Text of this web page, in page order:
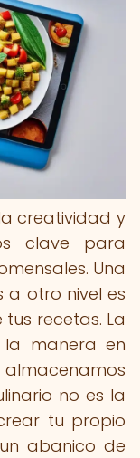
creatividad y
clave para
Una
a otro nivel es
recetas. La
manera en
no es la
tu propio
abanico de